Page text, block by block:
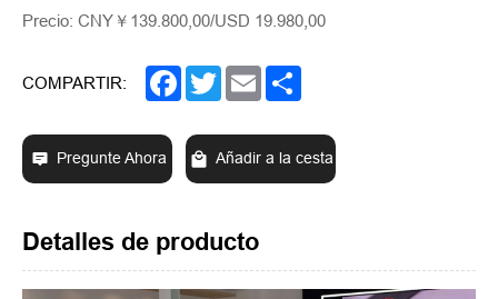
Precio: CNY￥139.800,00/USD 19.980,00
COMPARTIR: Facebook
TwitterEmail
Pregunte Ahora Añadir a la cesta
Detalles de producto